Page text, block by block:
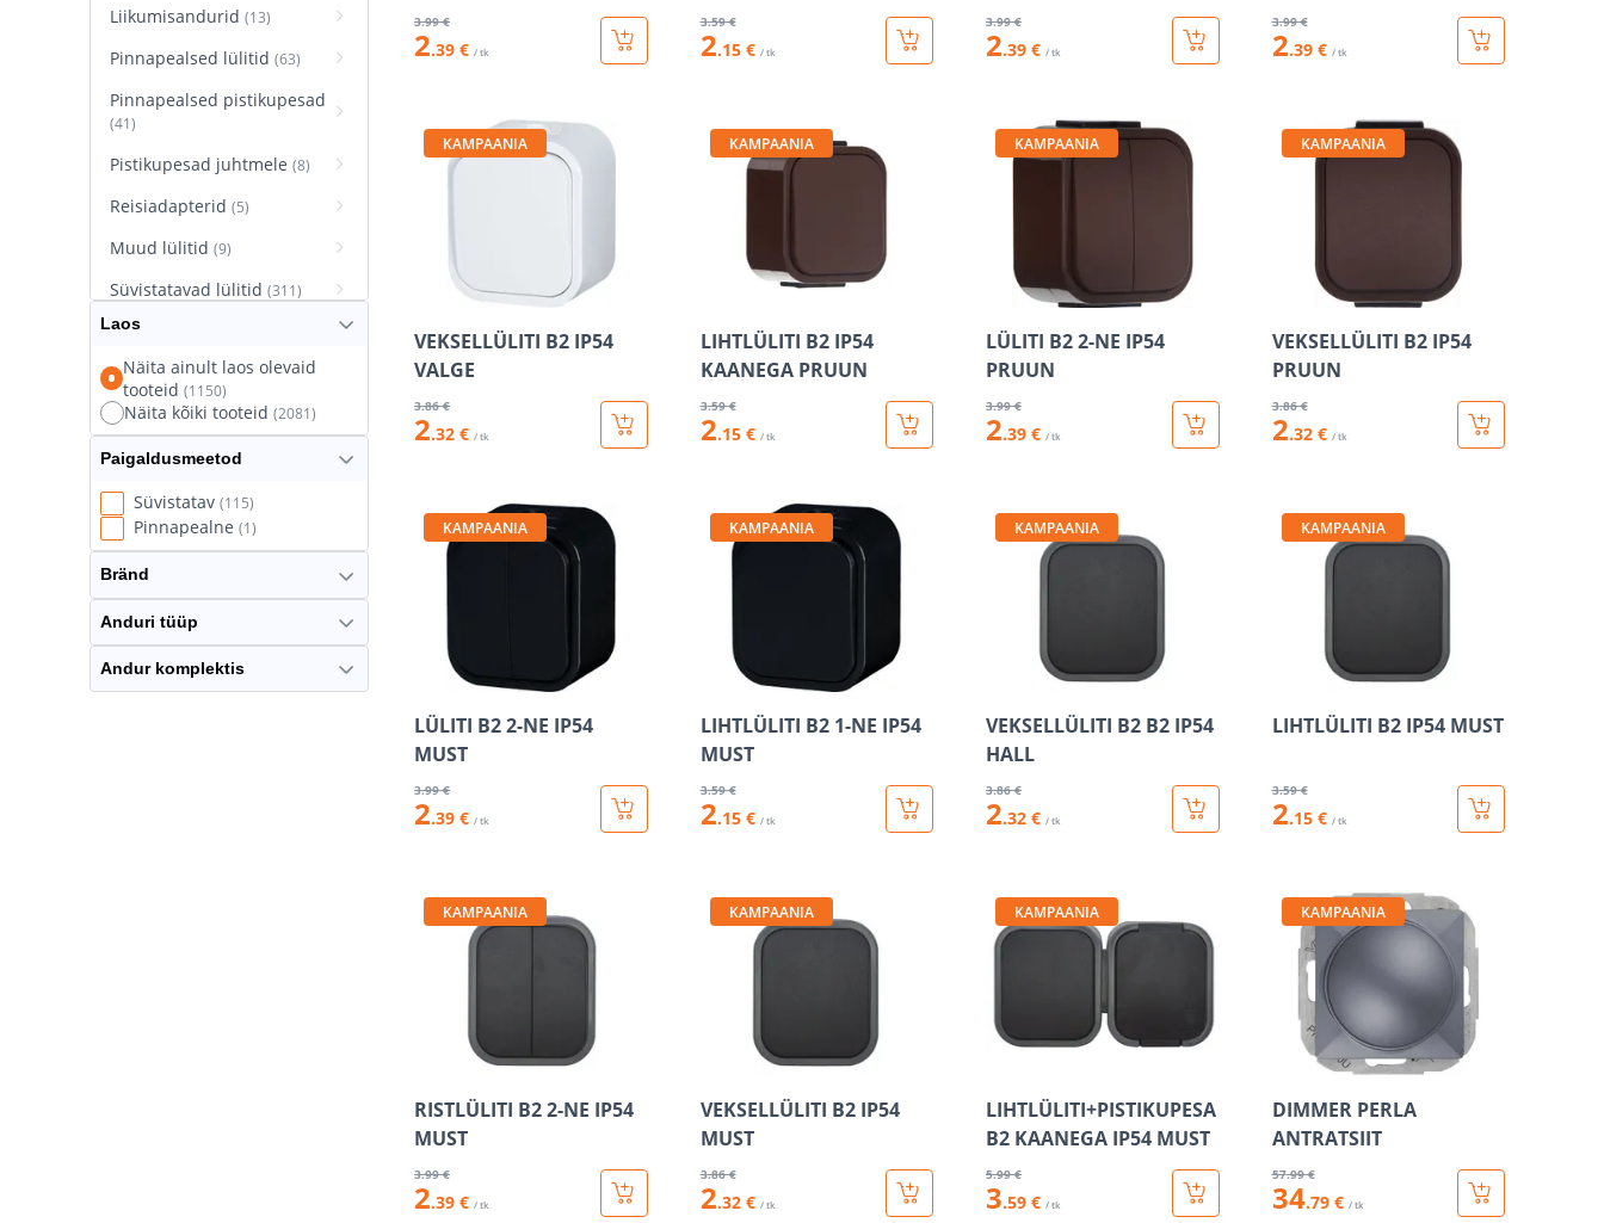
3.99 €
2.39 € / tk
3.59 €
2.15 € / tk
3.99 €
2.39 € / tk
3.99 €
2.39 € / tk
KAMPAANIA
VEKSELLÜLITI B2 IP54
VALGE
3.86 €
2.32 € / tk
KAMPAANIA
LIHTLÜLITI B2 IP54
KAANEGA PRUUN
3.59 €
2.15 € / tk
KAMPAANIA
LÜLITI B2 2-NE IP54
PRUUN
3.99 €
2.39 € / tk
KAMPAANIA
VEKSELLÜLITI B2 IP54
PRUUN
3.86 €
2.32 € / tk
KAMPAANIA
LÜLITI B2 2-NE IP54
MUST
3.99 €
2.39 € / tk
KAMPAANIA
LIHTLÜLITI B2 1-NE IP54
MUST
3.59 €
2.15 € / tk
KAMPAANIA
VEKSELLÜLITI B2 B2 IP54
HALL
3.86 €
2.32 € / tk
KAMPAANIA
LIHTLÜLITI B2 IP54 MUST
3.59 €
2.15 € / tk
KAMPAANIA
RISTLÜLITI B2 2-NE IP54
MUST
3.99 €
2.39 € / tk
KAMPAANIA
VEKSELLÜLITI B2 IP54
MUST
3.86 €
2.32 € / tk
KAMPAANIA
LIHTLÜLITI+PISTIKUPESA
B2 KAANEGA IP54 MUST
5.99 €
3.59 € / tk
KAMPAANIA
DIMMER PERLA
ANTRATSIIT
57.99 €
34.79 € / tk
Liikumisandurid (13)
Pinnapealsed lülitid (63)
Pinnapealsed pistikupesad
(41)
Pistikupesad juhtmele (8)
Reisiadapterid (5)
Muud lülitid (9)
Süvistatavad lülitid (311)
Süvistatavad pistikupesad
Termostaatlülitid
Laos
Näita ainult laos olevaid
tooteid (1150)
Näita kõiki tooteid (2081)
Paigaldusmeetod
Süvistatav (115)
Pinnapealne (1)
Bränd
Anduri tüüp
Andur komplektis